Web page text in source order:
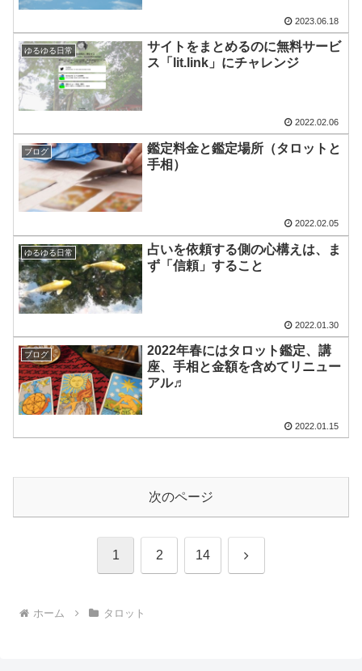
2023.06.18
ゆるゆる日常
サイトをまとめるのに無料サービ
ス「lit.link」にチャレンジ
2022.02.06
ブログ
鑑定料金と鑑定場所（タロットと
手相）
2022.02.05
ゆるゆる日常
占いを依頼する側の心構えは、ま
ず「信頼」すること
2022.01.30
ブログ
2022年春にはタロット鑑定、講
座、手相と金額を含めてリニュー
アル♬
2022.01.15
次のページ
1 2 14 次
ホーム タロット